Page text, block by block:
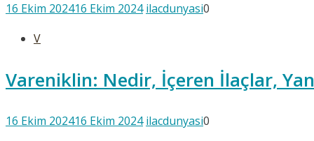
16 Ekim 202416 Ekim 2024 ilacdunyasi0
V
Vareniklin: Nedir, İçeren İlaçlar,
16 Ekim 202416 Ekim 2024 ilacdunyasi0